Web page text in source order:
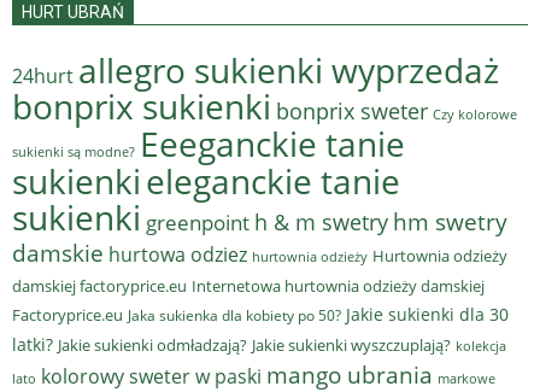
HURT UBRAŃ
24hurt allegro sukienki wyprzedaż
bonprix sukienki bonprix sweter Czy kolorowe
sukienki są modne? Eeeganckie tanie
sukienkieleganckie tanie
sukienki greenpoint h & m swetry hm swetry
damskie hurtowa odziez hurtownia odzieży Hurtownia odzieży
damskiej factoryprice.eu Internetowa hurtownia odzieży damskiej
Factoryprice.eu Jaka sukienka dla kobiety po 50? Jakie sukienki dla 30
latki? Jakie sukienki odmładzają? Jakie sukienki wyszczuplają? kolekcja
lato kolorowy sweter w paski mango ubrania markowe